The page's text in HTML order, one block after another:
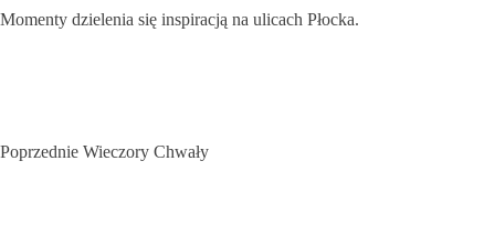
Momenty dzielenia się inspiracją na ulicach Płocka.
Poprzednie Wieczory Chwały